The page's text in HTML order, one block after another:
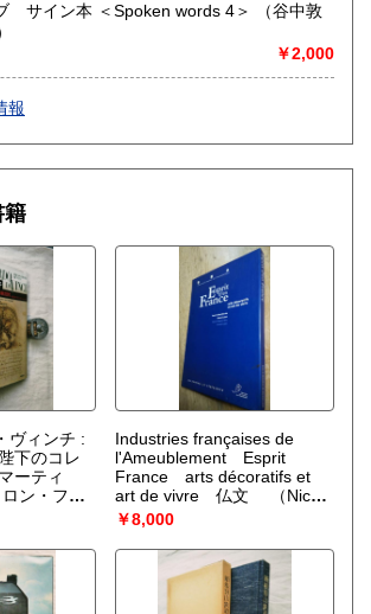
イン本 ＜Spoken words 4＞ （谷中敦
￥2,000
報
籍
ヴィンチ :
下のコレ
マーティ
ン・フィ
大学美術解
Industries françaises de
l'Ameublement Esprit
France arts décoratifs et
art de vivre 仏文
（Nicole
Wagner-Vriz Gérard Laizé）
￥8,000